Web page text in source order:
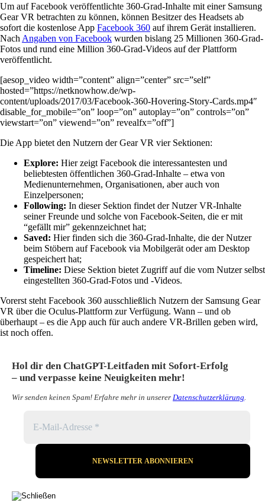
Um auf Facebook veröffentlichte 360-Grad-Inhalte mit einer Samsung
Gear VR betrachten zu können, können Besitzer des Headsets ab
sofort die kostenlose App Facebook 360 auf ihrem Gerät installieren.
Nach Angaben von Facebook wurden bislang 25 Millionen 360-Grad-
Fotos und rund eine Million 360-Grad-Videos auf der Plattform
veröffentlicht.
[aesop_video width=”content” align=”center” src=”self”
hosted=”https://netknowhow.de/wp-
content/uploads/2017/03/Facebook-360-Hovering-Story-Cards.mp4″
disable_for_mobile=”on” loop=”on” autoplay=”on” controls=”on”
viewstart=”on” viewend=”on” revealfx=”off”]
Die App bietet den Nutzern der Gear VR vier Sektionen:
Explore: Hier zeigt Facebook die interessantesten und
beliebtesten öffentlichen 360-Grad-Inhalte – etwa von
Medienunternehmen, Organisationen, aber auch von
Einzelpersonen;
Following: In dieser Sektion findet der Nutzer VR-Inhalte
seiner Freunde und solche von Facebook-Seiten, die er mit
“gefällt mir” gekennzeichnet hat;
Saved: Hier finden sich die 360-Grad-Inhalte, die der Nutzer
beim Stöbern auf Facebook via Mobilgerät oder am Desktop
gespeichert hat;
Timeline: Diese Sektion bietet Zugriff auf die vom Nutzer selbst
eingestellten 360-Grad-Fotos und -Videos.
Vorerst steht Facebook 360 ausschließlich Nutzern der Samsung Gear
VR über die Oculus-Plattform zur Verfügung. Wann – und ob
überhaupt – es die App auch für auch andere VR-Brillen geben wird,
ist noch offen.
Hol dir den ChatGPT-Leitfaden mit Sofort-Erfolg
– und verpasse keine Neuigkeiten mehr!
Wir senden keinen Spam! Erfahre mehr in unserer Datenschutzerklärung